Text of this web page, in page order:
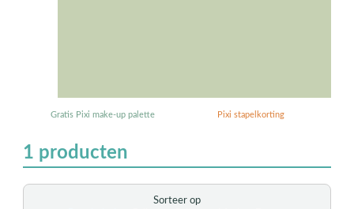
Gratis Pixi make-up palette Pixi stapelkorting
1 producten
Sorteer op